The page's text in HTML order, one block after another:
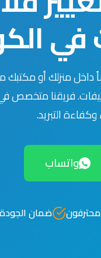
في
منزلك أو مكتبك
فريقنا متخصص
التبريد.
واتساب
ضمان الجودة